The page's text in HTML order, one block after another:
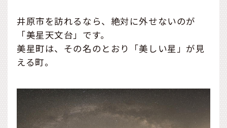
井原市を訪れるなら、絶対に外せないのが
「美星天文台」です。
美星町は、その名のとおり「美しい星」が見
える町。